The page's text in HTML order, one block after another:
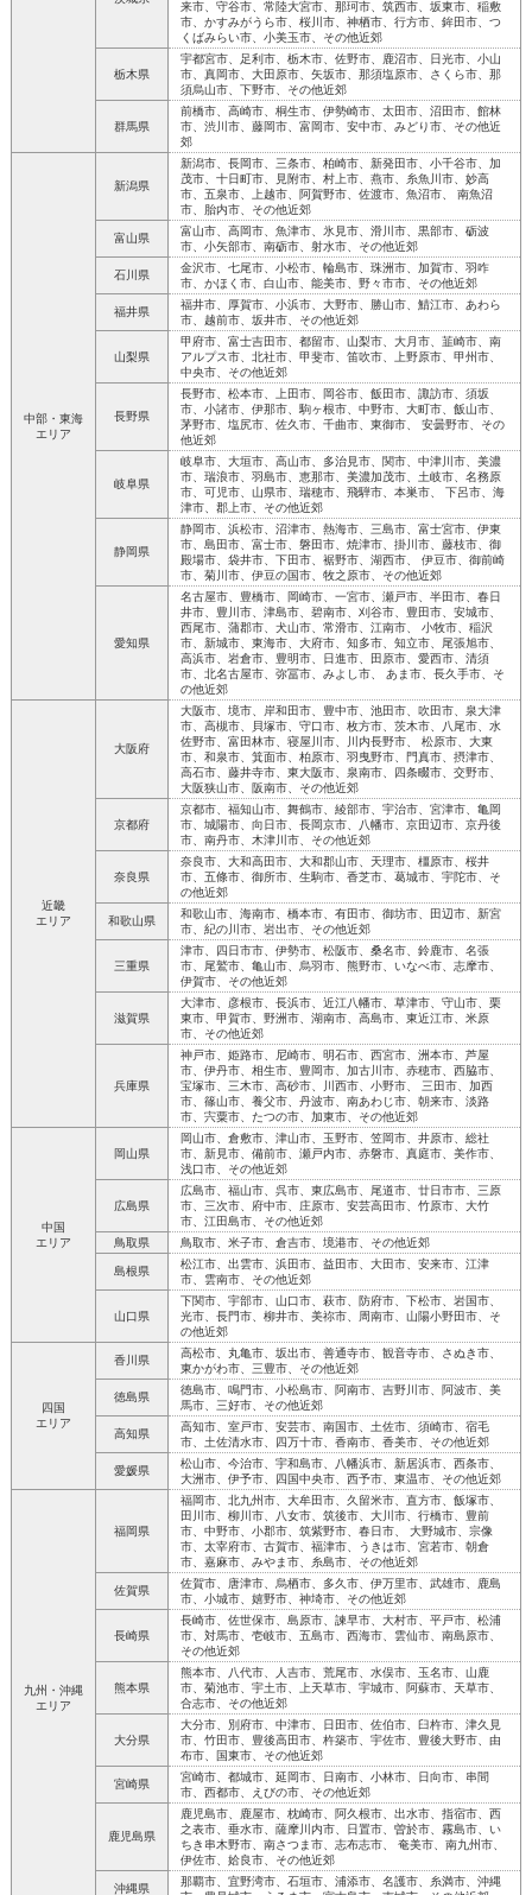
来市、守谷市、常陸大宮市、那珂市、筑西市、坂東市、稲敷
市、かすみがうら市、桜川市、神栖市、行方市、鉾田市、つ
くばみらい市、小美玉市、その他近郊
栃木県
宇都宮市、足利市、栃木市、佐野市、鹿沼市、日光市、小山
市、真岡市、大田原市、矢坂市、那須塩原市、さくら市、那
須烏山市、下野市、その他近郊
群馬県
前橋市、高崎市、桐生市、伊勢崎市、太田市、沼田市、館林
市、渋川市、藤岡市、富岡市、安中市、みどり市、その他近
郊
中部・東海
エリア
新潟県
新潟市、長岡市、三条市、柏崎市、新発田市、小千谷市、加
茂市、十日町市、見附市、村上市、燕市、糸魚川市、妙高
市、五泉市、上越市、阿賀野市、佐渡市、魚沼市、 南魚沼
市、胎内市、その他近郊
富山県
富山市、高岡市、魚津市、氷見市、滑川市、黒部市、砺波
市、小矢部市、南砺市、射水市、その他近郊
石川県
金沢市、七尾市、小松市、輪島市、珠洲市、加賀市、羽咋
市、かほく市、白山市、能美市、野々市市、その他近郊
福井県
福井市、厚賀市、小浜市、大野市、勝山市、鯖江市、あわら
市、越前市、坂井市、その他近郊
山梨県
甲府市、富士吉田市、都留市、山梨市、大月市、韮崎市、南
アルプス市、北社市、甲斐市、笛吹市、上野原市、甲州市、
中央市、その他近郊
長野県
長野市、松本市、上田市、岡谷市、飯田市、諏訪市、須坂
市、小諸市、伊那市、駒ヶ根市、中野市、大町市、飯山市、
茅野市、塩尻市、佐久市、千曲市、東御市、 安曇野市、その
他近郊
岐阜県
岐阜市、大垣市、高山市、多治見市、関市、中津川市、美濃
市、瑞浪市、羽島市、恵那市、美濃加茂市、土岐市、名務原
市、可児市、山県市、瑞穂市、飛騨市、本巣市、 下呂市、海
津市、郡上市、その他近郊
静岡県
静岡市、浜松市、沼津市、熱海市、三島市、富士宮市、伊東
市、島田市、富士市、磐田市、焼津市、掛川市、藤枝市、御
殿場市、袋井市、下田市、裾野市、湖西市、 伊豆市、御前崎
市、菊川市、伊豆の国市、牧之原市、その他近郊
愛知県
名古屋市、豊橋市、岡崎市、一宮市、瀬戸市、半田市、春日
井市、豊川市、津島市、碧南市、刈谷市、豊田市、安城市、
西尾市、蒲郡市、犬山市、常滑市、江南市、 小牧市、稲沢
市、新城市、東海市、大府市、知多市、知立市、尾張旭市、
高浜市、岩倉市、豊明市、日進市、田原市、愛西市、清須
市、北名古屋市、弥冨市、みよし市、 あま市、長久手市、そ
の他近郊
近畿
エリア
大阪府
大阪市、境市、岸和田市、豊中市、池田市、吹田市、泉大津
市、高槻市、貝塚市、守口市、枚方市、茨木市、八尾市、水
佐野市、富田林市、寝屋川市、川内長野市、 松原市、大東
市、和泉市、箕面市、柏原市、羽曳野市、門真市、摂津市、
高石市、藤井寺市、東大阪市、泉南市、四条畷市、交野市、
大阪狭山市、阪南市、その他近郊
京都府
京都市、福知山市、舞鶴市、綾部市、宇治市、宮津市、亀岡
市、城陽市、向日市、長岡京市、八幡市、京田辺市、京丹後
市、南丹市、木津川市、その他近郊
奈良県
奈良市、大和高田市、大和郡山市、天理市、橿原市、桜井
市、五條市、御所市、生駒市、香芝市、葛城市、宇陀市、そ
の他近郊
和歌山県
和歌山市、海南市、橋本市、有田市、御坊市、田辺市、新宮
市、紀の川市、岩出市、その他近郊
三重県
津市、四日市市、伊勢市、松阪市、桑名市、鈴鹿市、名張
市、尾鷲市、亀山市、烏羽市、熊野市、いなべ市、志摩市、
伊賀市、その他近郊
滋賀県
大津市、彦根市、長浜市、近江八幡市、草津市、守山市、栗
東市、甲賀市、野洲市、湖南市、高島市、東近江市、米原
市、その他近郊
兵庫県
神戸市、姫路市、尼崎市、明石市、西宮市、洲本市、芦屋
市、伊丹市、相生市、豊岡市、加古川市、赤穂市、西脇市、
宝塚市、三木市、高砂市、川西市、小野市、 三田市、加西
市、篠山市、養父市、丹波市、南あわじ市、朝来市、淡路
市、宍粟市、たつの市、加東市、その他近郊
中国
エリア
岡山県
岡山市、倉敷市、津山市、玉野市、笠岡市、井原市、総社
市、新見市、備前市、瀬戸内市、赤磐市、真庭市、美作市、
浅口市、その他近郊
広島県
広島市、福山市、呉市、東広島市、尾道市、廿日市市、三原
市、三次市、府中市、庄原市、安芸高田市、竹原市、大竹
市、江田島市、その他近郊
鳥取県
鳥取市、米子市、倉吉市、境港市、その他近郊
島根県
松江市、出雲市、浜田市、益田市、大田市、安来市、江津
市、雲南市、その他近郊
山口県
下関市、宇部市、山口市、萩市、防府市、下松市、岩国市、
光市、長門市、柳井市、美祢市、周南市、山陽小野田市、そ
の他近郊
四国
エリア
香川県
高松市、丸亀市、坂出市、善通寺市、観音寺市、さぬき市、
東かがわ市、三豊市、その他近郊
徳島県
徳島市、鳴門市、小松島市、阿南市、吉野川市、阿波市、美
馬市、三好市、その他近郊
高知県
高知市、室戸市、安芸市、南国市、土佐市、須崎市、宿毛
市、土佐清水市、四万十市、香南市、香美市、その他近郊
愛媛県
松山市、今治市、宇和島市、八幡浜市、新居浜市、西条市、
大洲市、伊予市、四国中央市、西予市、東温市、その他近郊
九州・沖縄
エリア
福岡県
福岡市、北九州市、大牟田市、久留米市、直方市、飯塚市、
田川市、柳川市、八女市、筑後市、大川市、行橋市、豊前
市、中野市、小郡市、筑紫野市、春日市、 大野城市、宗像
市、太宰府市、古賀市、福津市、うきは市、宮若市、朝倉
市、嘉麻市、みやま市、糸島市、その他近郊
佐賀県
佐賀市、唐津市、烏栖市、多久市、伊万里市、武雄市、鹿島
市、小城市、嬉野市、神埼市、その他近郊
長崎県
長崎市、佐世保市、島原市、諫早市、大村市、平戸市、松浦
市、対馬市、壱岐市、五島市、西海市、雲仙市、南島原市、
その他近郊
熊本県
熊本市、八代市、人吉市、荒尾市、水俣市、玉名市、山鹿
市、菊池市、宇土市、上天草市、宇城市、阿蘇市、天草市、
合志市、その他近郊
大分県
大分市、別府市、中津市、日田市、佐伯市、臼杵市、津久見
市、竹田市、豊後高田市、杵築市、宇佐市、豊後大野市、由
布市、国東市、その他近郊
宮崎県
宮崎市、都城市、延岡市、日南市、小林市、日向市、串間
市、西都市、えびの市、その他近郊
鹿児島県
鹿児島市、鹿屋市、枕崎市、阿久根市、出水市、指宿市、西
之表市、垂水市、薩摩川内市、日置市、曽於市、霧島市、い
ちき串木野市、南さつま市、志布志市、 奄美市、南九州市、
伊佐市、姶良市、その他近郊
沖縄県
那覇市、宜野湾市、石垣市、浦添市、名護市、糸満市、沖縄